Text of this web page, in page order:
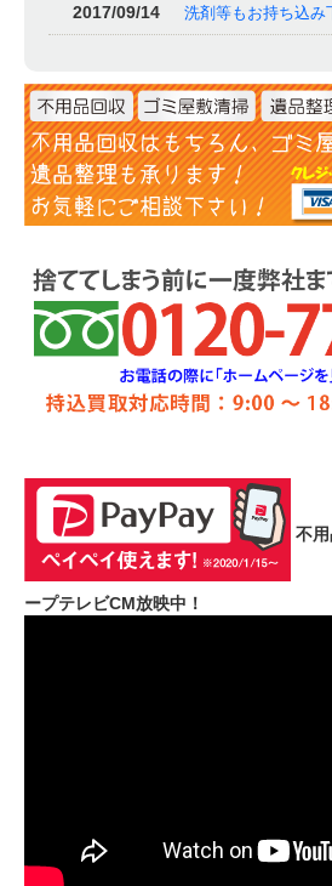
2017/09/14 洗剤等もお持ち込み
不
ープテレビCM放映中！